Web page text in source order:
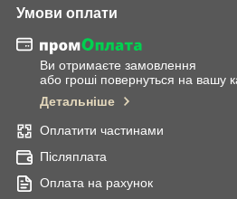
Умови оплати
Ви отримаєте замовлення
або гроші повернуться на вашу
Детальніше
Оплатити частинами
Післяплата
Оплата на рахунок